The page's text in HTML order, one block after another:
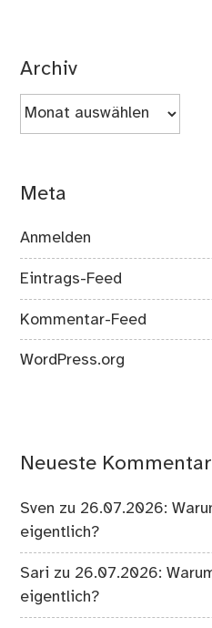
Archiv
Archiv
Meta
Anmelden
Eintrags-Feed
Kommentar-Feed
WordPress.org
Neueste
Sven zu 26.07.2026:
eigentlich?
Sari zu 26.07.2026:
eigentlich?